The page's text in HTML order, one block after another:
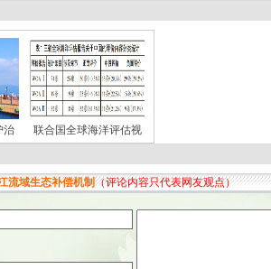
治 联合国全球海洋评估视